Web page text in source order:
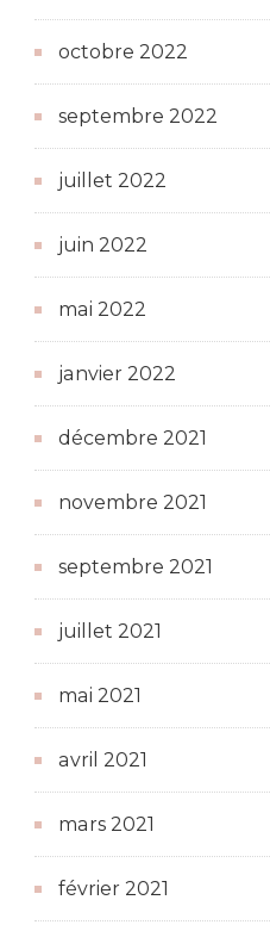
octobre 2022
septembre 2022
juillet 2022
juin 2022
mai 2022
janvier 2022
décembre 2021
novembre 2021
septembre 2021
juillet 2021
mai 2021
avril 2021
mars 2021
février 2021